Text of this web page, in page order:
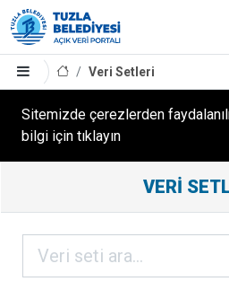
Veri Setleri
Sitemizde çerezlerden
bilgi için tıklayın
Sonuçları
ORGANIZASYONLAR
VERI